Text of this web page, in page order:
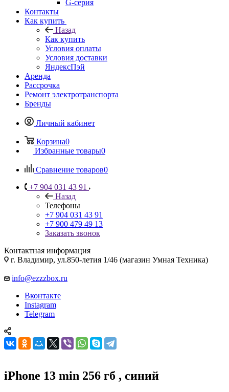
G-серия
Контакты
Как купить
Назад
Как купить
Условия оплаты
Условия доставки
ЯндексПэй
Аренда
Рассрочка
Ремонт электротранспорта
Бренды
Личный кабинет
Корзина0
Избранные товары0
Сравнение товаров0
+7 904 031 43 91
Назад
Телефоны
+7 904 031 43 91
+7 900 479 49 13
Заказать звонок
Контактная информация
г. Владимир, ул.850-летия 1/46 (магазин Умная Техника)
info@ezzzbox.ru
Вконтакте
Instagram
Telegram
iPhone 13 min 256 гб , синий